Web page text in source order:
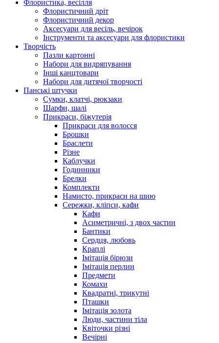
Флористика, весілля
Флористичний дріт
Флористичний декор
Аксесуари для весіль, вечірок
Інструменти та аксесуари для флористики
Творчість
Пазли картонні
Набори для видряпування
Інші канцтовари
Набори для дитячої творчості
Панські штучки
Сумки, клатчі, рюкзаки
Шарфи, шалі
Прикраси, біжутерія
Прикраси для волосся
Брошки
Браслети
Різне
Каблучки
Годинники
Брелки
Комплекти
Намисто, прикраси на шию
Сережки, кліпси, кафи
Кафи
Асиметричні, з двох частин
Бантики
Сердця, любовь
Краплі
Імітація бірюзи
Імітація перлин
Предмети
Комахи
Квадратні, трикутні
Пташки
Імітація золота
Люди, частини тіла
Квіточки різні
Вечірні